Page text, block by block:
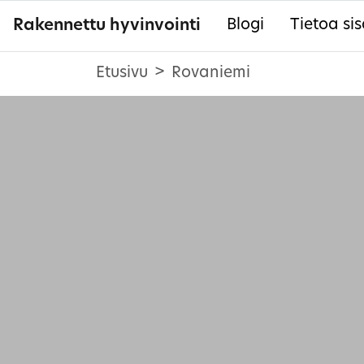
Rakennettu hyvinvointi Blogi Tietoa
Etusivu Rovaniemi